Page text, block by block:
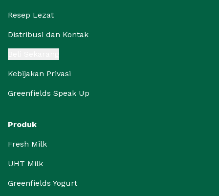
Resep Lezat
Distribusi dan Kontak
Kebijakan Privasi
Greenfields Speak Up
Produk
Fresh Milk
UHT Milk
Greenfields Yogurt